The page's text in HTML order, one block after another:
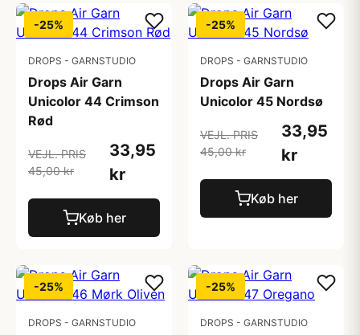
-25%
DROPS - GARNSTUDIO
Drops Air Garn
Unicolor 44 Crimson
Rød
VEJL. PRIS
45,00 kr
33,95
kr
Køb her
-25%
DROPS - GARNSTUDIO
Drops Air Garn
Unicolor 45 Nordsø
VEJL. PRIS
45,00 kr
33,95
kr
Køb her
-25%
DROPS - GARNSTUDIO
-25%
DROPS - GARNSTUDIO